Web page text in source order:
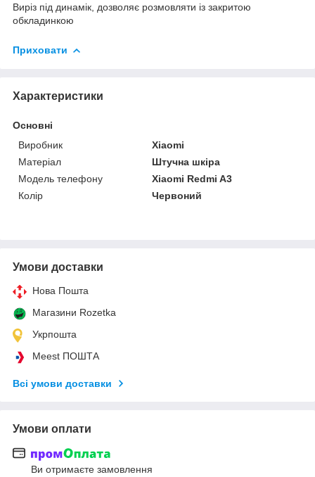
Виріз під динамік, дозволяє розмовляти із закритою
обкладинкою
Приховати
Характеристики
Основні
Виробник
Xiaomi
Матеріал
Штучна шкіра
Модель телефону
Xiaomi Redmi A3
Колір
Червоний
Умови доставки
Нова Пошта
Магазини Rozetka
Укрпошта
Meest ПОШТА
Всі умови доставки
Умови оплати
Ви отримаєте замовлення